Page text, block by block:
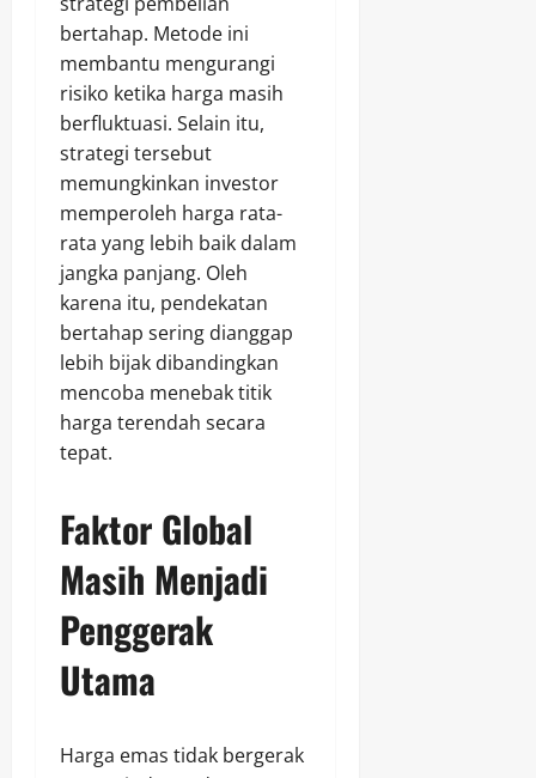
bertahap. Metode ini
membantu mengurangi
risiko ketika harga masih
berfluktuasi. Selain itu,
strategi tersebut
memungkinkan investor
memperoleh harga rata-
rata yang lebih baik dalam
jangka panjang. Oleh
karena itu, pendekatan
bertahap sering dianggap
lebih bijak dibandingkan
mencoba menebak titik
harga terendah secara
tepat.
Faktor Global
Masih Menjadi
Penggerak
Utama
Harga emas tidak bergerak